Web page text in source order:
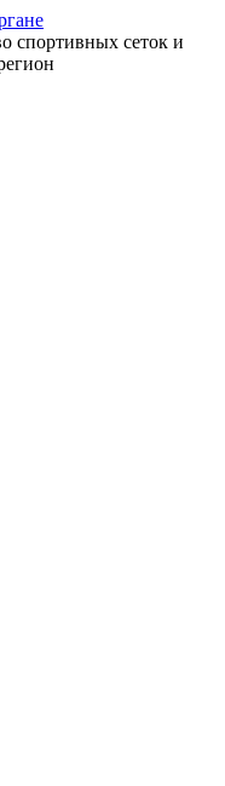
спортивных сеток и